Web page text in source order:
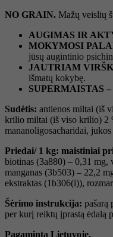
NO GRAIN. Mažų veislių
AUGIMAS IR
MOKYMOSI
jūsų augintinio
JAUTRIAM
išmatų kokybę.
SUPERMAISTAS –
Sudėtis: antienos miltai (iš
krilio miltai (iš viso krilio) 2
mananoligosacharidai,
Priedai/ 1 kg: maistiniai
biotinas (3a880) – 0,31 mg,
manganas (3b503) – 22,2
ekstraktas (1b306(i)),
Šėrimo instrukcija: pašarą
per kurį reiktų įprastą ėdalą
Pagaminta Lietuvoje.